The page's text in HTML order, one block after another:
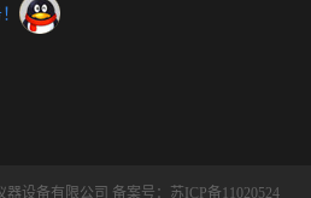
器设备有限公司 备案号：苏ICP备11020524